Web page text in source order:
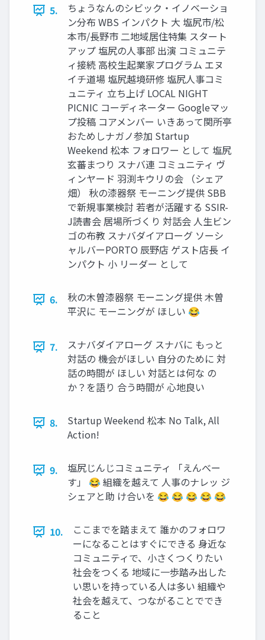
5.
ちょうなんのシビック・イノベーショ
ン分布 WBS インパクト 大 塩尻市/松
本市/長野市 二地域居住特集 スタート
アップ 塩尻の人事部 出演 コミュニテ
ィ接続 高校生起業家プログラム エヌ
イチ道場 塩尻越境研修 塩尻人事コミ
ュニティ 立ち上げ LOCAL NIGHT
PICNIC コーディネーター Googleマッ
プ投稿 コアメンバー いきあって関所亭
おためしナガノ参加 Startup
Weekend 松本 フォロワー として 塩尻
玄蕃まつり スナバ連 コミュニティ ヴ
ィンヤード 羽渕キウリの会 （シェア
畑） 秋の漆器祭 モーニング提供 SBB
で新規事業検討 若者が活躍する SSIR-
J読書会 居場所づくり 対話会 人生ビン
ゴの布教 スナバダイアローグ ソーシ
ャルバーPORTO 辰野店 ゲスト店長 イ
ンパクト 小 リーダー として
6.
秋の木曽漆器祭 モーニング提供 木曽
平沢に モーニングが ほしい 😂
7.
スナバダイアローグ スナバに もっと
対話の 機会がほしい 自分のために 対
話の時間が ほしい 対話とは何な の
か？を語り 合う時間が 心地良い
8.
Startup Weekend 松本 No Talk, All
Action!
9.
塩尻じんじコミュニティ 「えんべー
す」 😂 組織を越えて 人事のナレッ ジ
シェアと助 け合いを 😂 😂 😂 😂 😂
10.
ここまでを踏まえて 誰かのフォロワ
ーになることはすぐにできる 身近な
コミュニティで、小さくつくりたい
社会をつくる 地域に一歩踏み出した
い思いを持っている人は多い 組織や
社会を越えて、つながることででき
ること